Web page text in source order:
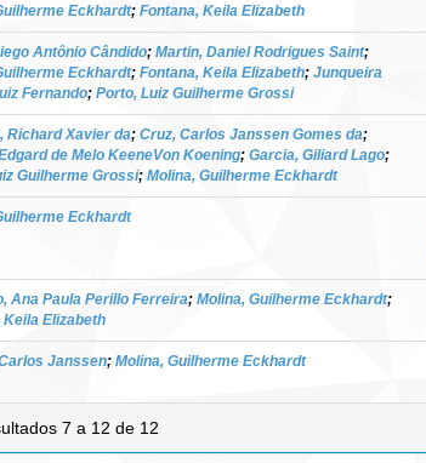
Eckhardt; Fontana, Keila Elizabeth
Antônio Cândido; Martin, Daniel Rodrigues Saint;
Eckhardt; Fontana, Keila Elizabeth; Junqueira
Fernando; Porto, Luiz Guilherme Grossi
Richard Xavier da; Cruz, Carlos Janssen Gomes da;
de Melo KeeneVon Koening; Garcia, Giliard Lago;
Guilherme Grossi; Molina, Guilherme Eckhardt
Eckhardt
Ana Paula Perillo Ferreira; Molina, Guilherme Eckhardt;
Keila Elizabeth
Janssen; Molina, Guilherme Eckhardt
7 a 12 de 12